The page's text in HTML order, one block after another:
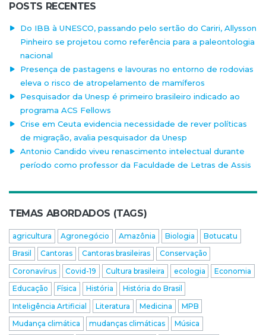
POSTS RECENTES
Do IBB à UNESCO, passando pelo sertão do Cariri, Allysson
Pinheiro se projetou como referência para a paleontologia
nacional
Presença de pastagens e lavouras no entorno de rodovias
eleva o risco de atropelamento de mamíferos
Pesquisador da Unesp é primeiro brasileiro indicado ao
programa ACS Fellows
Crise em Ceuta evidencia necessidade de rever políticas
de migração, avalia pesquisador da Unesp
Antonio Candido viveu renascimento intelectual durante
período como professor da Faculdade de Letras de Assis
TEMAS ABORDADOS (TAGS)
agricultura Agronegócio Amazônia Biologia
Botucatu
Brasil
Cantoras Cantoras brasileiras
Conservação
Coronavírus
Covid-19 Cultura brasileira ecologia
Economia
Educação
Física História
História do Brasil
Inteligência Artificial
Literatura Medicina
MPB
Mudança climática
mudanças climáticas
Música